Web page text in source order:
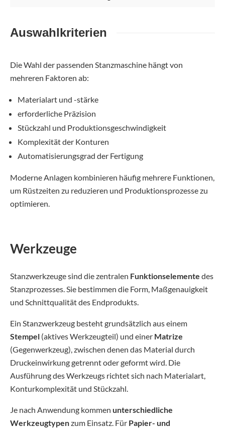
Auswahlkriterien
Die Wahl der passenden Stanzmaschine hängt von
mehreren Faktoren ab:
Materialart und -stärke
erforderliche Präzision
Stückzahl und Produktionsgeschwindigkeit
Komplexität der Konturen
Automatisierungsgrad der Fertigung
Moderne Anlagen kombinieren häufig mehrere Funktionen,
um Rüstzeiten zu reduzieren und Produktionsprozesse zu
optimieren.
Werkzeuge
Stanzwerkzeuge sind die zentralen Funktionselemente des
Stanzprozesses. Sie bestimmen die Form, Maßgenauigkeit
und Schnittqualität des Endprodukts.
Ein Stanzwerkzeug besteht grundsätzlich aus einem
Stempel (aktives Werkzeugteil) und einer Matrize
(Gegenwerkzeug), zwischen denen das Material durch
Druckeinwirkung getrennt oder geformt wird. Die
Ausführung des Werkzeugs richtet sich nach Materialart,
Konturkomplexität und Stückzahl.
Je nach Anwendung kommen unterschiedliche
Werkzeugtypenzum Einsatz. Für Papier- und